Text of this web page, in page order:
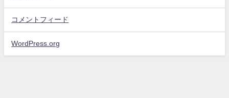
コメントフィード
WordPress.org